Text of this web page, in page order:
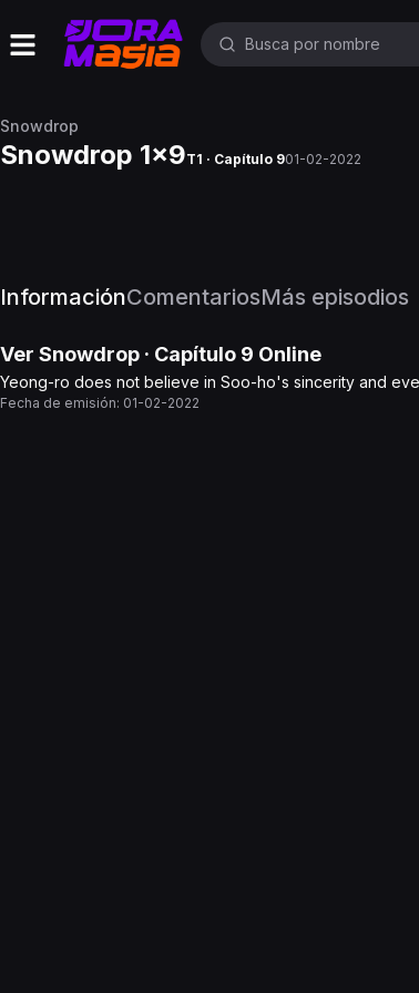
Snowdrop
Snowdrop 1x9T1 · Capítulo 901-02-2022
InformaciónComentariosMás episodios
Ver Snowdrop · Capítulo 9 Online
Yeong-ro does not believe in Soo-ho's sincerity and
Fecha de emisión: 01-02-2022